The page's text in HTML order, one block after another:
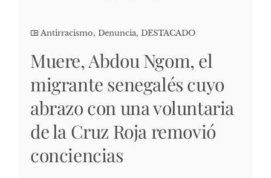
Antirracismo, Denuncia, DESTACADO
Muere, Abdou Ngom, el
migrante senegalés cuyo
abrazo con una voluntaria
de la Cruz Roja removió
conciencias